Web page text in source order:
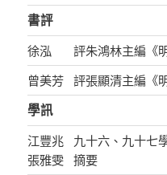
書評
徐泓
評朱鴻林主編《
曾美芳 評張顯清主編《
學訊
江豐兆
張雅雯
九十六、九十七
摘要